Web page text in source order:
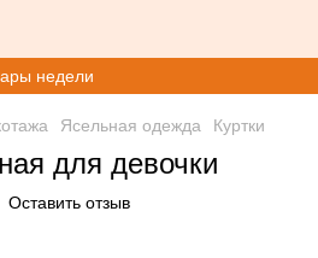
недели
Ясельная одежда Куртки
для девочки
Оставить отзыв